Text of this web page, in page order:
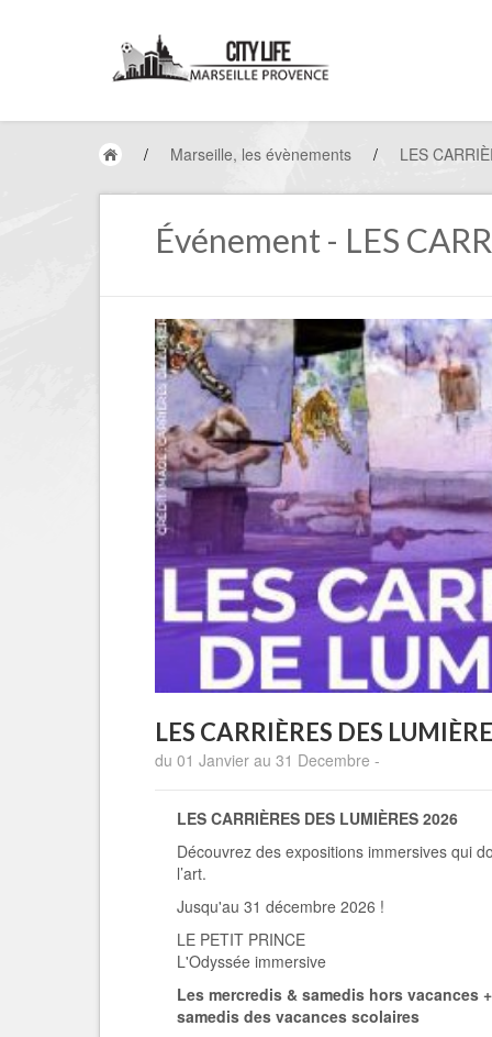
/ Marseille, les évènements / LES
Événement - LES
LES CARRIÈRES DES
du 01 Janvier au 31 Decembre -
LES CARRIÈRES DES LUMIÈRES 2026
Découvrez des expositions immersives qui
l’art.
Jusqu'au 31 décembre 2026 !
LE PETIT PRINCE
L'Odyssée immersive
Les mercredis & samedis hors vacances
samedis des vacances scolaires